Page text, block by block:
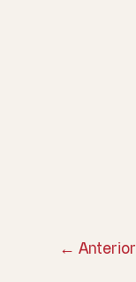
←Anterior